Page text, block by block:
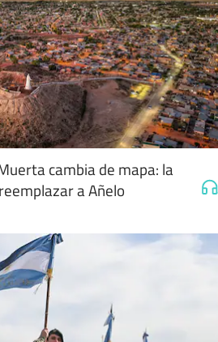
cambia de mapa: la
a Añelo